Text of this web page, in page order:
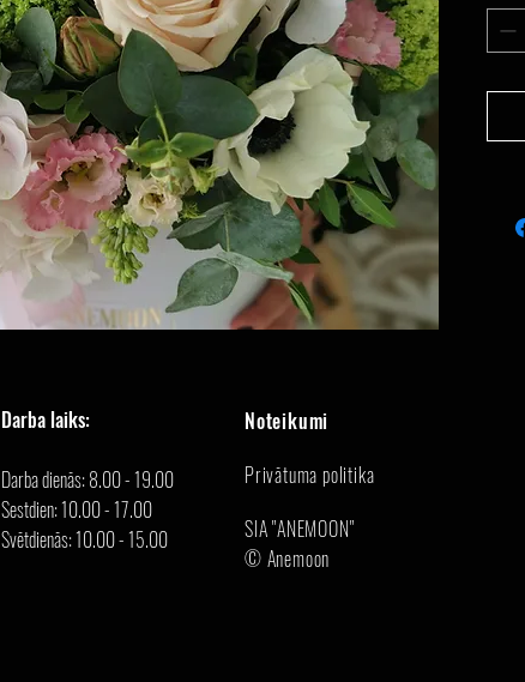
Darba laiks:
Darba dienās: 8.00 - 19.00
Sestdien: 10.00 - 17.00
Svētdienās: 10.00 - 15.00
Noteikumi
Privātuma politika
SIA "ANEMOON"
© Anemoon